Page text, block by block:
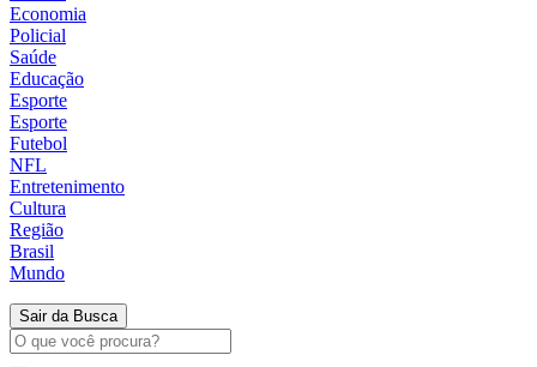
Economia
Policial
Saúde
Educação
Esporte
Esporte
Futebol
NFL
Entretenimento
Cultura
Região
Brasil
Mundo
Sair da Busca